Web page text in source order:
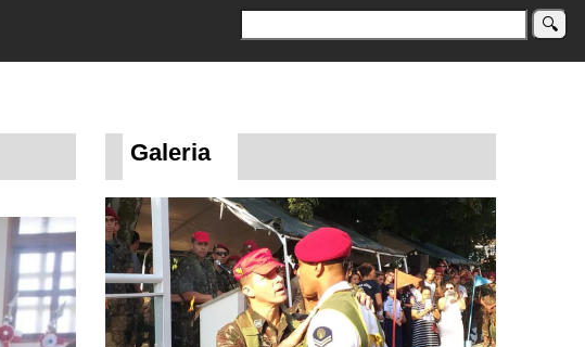
Galeria